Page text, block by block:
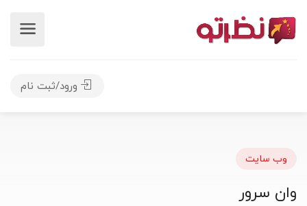
ورود/ثبت نام
وب سایت
وان سرور